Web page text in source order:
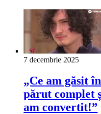
7 decembrie 2025
„Ce am găsit
părut complet
am convertit!”